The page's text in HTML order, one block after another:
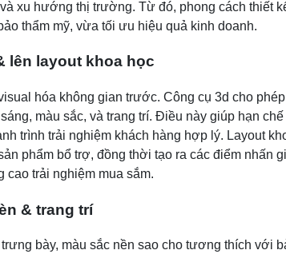
xu hướng thị trường. Từ đó, phong cách
thẩm mỹ, vừa tối ưu hiệu quả kinh doanh.
lên layout khoa học
hóa không gian trước. Công cụ 3d cho
màu sắc, và trang trí. Điều này giúp hạn
trình trải nghiệm khách hàng hợp lý. Layout
phẩm bổ trợ, đồng thời tạo ra các điểm
cao trải nghiệm mua sắm.
& trang trí
bày, màu sắc nền sao cho tương thích với